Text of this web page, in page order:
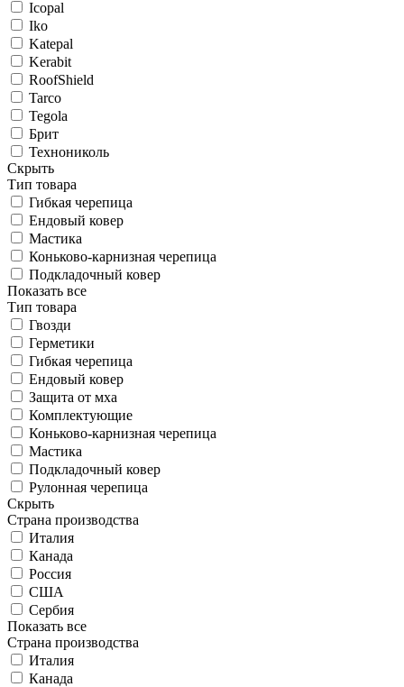
Icopal
Iko
Katepal
Kerabit
RoofShield
Tarco
Tegola
Брит
Технониколь
Скрыть
Тип товара
Гибкая черепица
Ендовый ковер
Мастика
Коньково-карнизная черепица
Подкладочный ковер
Показать все
Тип товара
Гвозди
Герметики
Гибкая черепица
Ендовый ковер
Защита от мха
Комплектующие
Коньково-карнизная черепица
Мастика
Подкладочный ковер
Рулонная черепица
Скрыть
Страна производства
Италия
Канада
Россия
США
Сербия
Показать все
Страна производства
Италия
Канада